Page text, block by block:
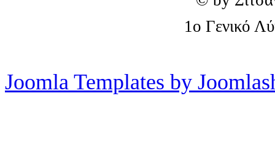
1o Γενικό
Joomla Templates by